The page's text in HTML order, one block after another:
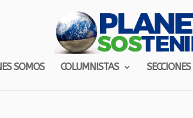
SOMOS COLUMNISTAS SECCIONES